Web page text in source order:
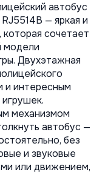
автобус
— яркая и
сочетает
модели
Двухэтажная
и интересным
механизмом
автобус —
без
и звуковые
или движением,